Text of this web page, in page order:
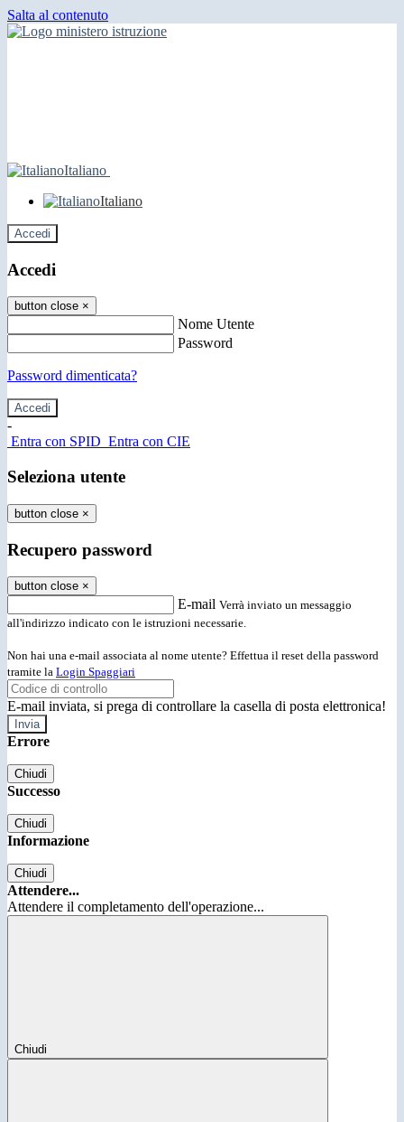
Salta al contenuto
Italiano
Italiano
Accedi
Accedi
button close ×
Nome Utente
Password
Password dimenticata?
-
Entra con SPID Entra con CIE
Seleziona utente
button close ×
Recupero password
button close ×
E-mail Verrà inviato un messaggio
all'indirizzo indicato con le istruzioni necessarie.
Non hai una e-mail associata al nome utente? Effettua il reset della password
tramite la Login Spaggiari
E-mail inviata, si prega di controllare la casella di posta elettronica!
Errore
Chiudi
Successo
Chiudi
Informazione
Chiudi
Attendere...
Attendere il completamento dell'operazione...
Chiudi